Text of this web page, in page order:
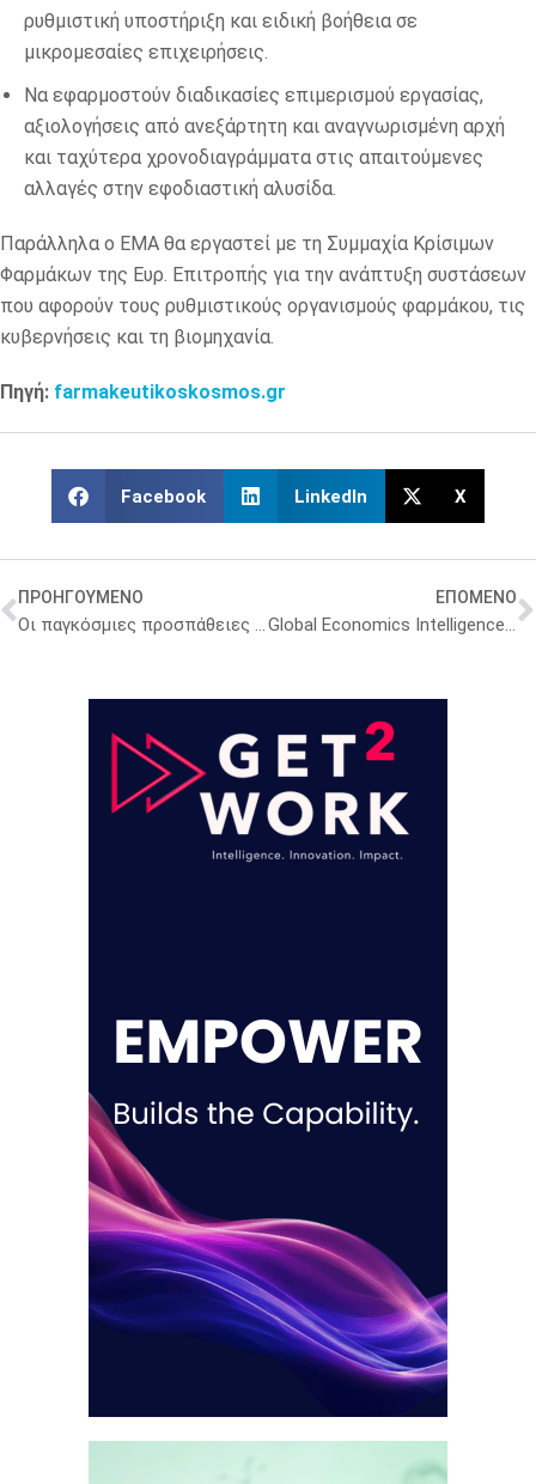
ρυθμιστική υποστήριξη και ειδική βοήθεια σε
μικρομεσαίες επιχειρήσεις.
Να εφαρμοστούν διαδικασίες επιμερισμού εργασίας,
αξιολογήσεις από ανεξάρτητη και αναγνωρισμένη αρχή
και ταχύτερα χρονοδιαγράμματα στις απαιτούμενες
αλλαγές στην εφοδιαστική αλυσίδα.
Παράλληλα ο ΕΜΑ θα εργαστεί με τη Συμμαχία Κρίσιμων
Φαρμάκων της Ευρ. Επιτροπής για την ανάπτυξη συστάσεων
που αφορούν τους ρυθμιστικούς οργανισμούς φαρμάκου, τις
κυβερνήσεις και τη βιομηχανία.
Πηγή: farmakeutikoskosmos.gr
Facebook LinkedIn X
ΠΡΟΗΓΟΥΜΕΝΟ
Οι παγκόσμιες προσπάθειες ανοσοποίησης έχουν σώσει τουλάχιστον 154 εκατομμύρια ζωές τα τελευταία 50 χρόνια
ΕΠΟΜΕΝΟ
Global Economics Intelligence executive summary, March 2024